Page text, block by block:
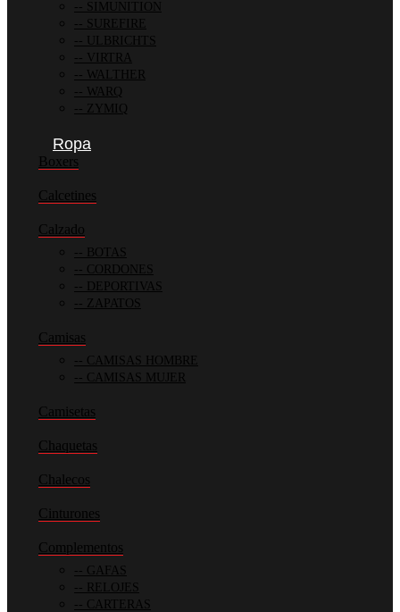
SIMUNITION
SUREFIRE
ULBRICHTS
VIRTRA
WALTHER
WARQ
ZYMIQ
Ropa
Boxers
Calcetines
Calzado
BOTAS
CORDONES
DEPORTIVAS
ZAPATOS
Camisas
CAMISAS HOMBRE
CAMISAS MUJER
Camisetas
Chaquetas
Chalecos
Cinturones
Complementos
GAFAS
RELOJES
CARTERAS